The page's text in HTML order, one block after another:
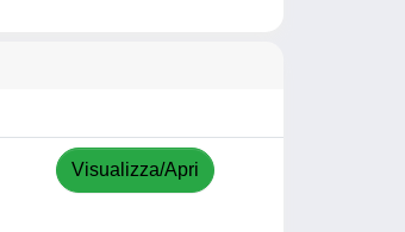
Visualizza/Apri